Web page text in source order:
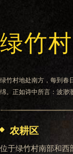
绿竹村
绿竹村地处南方，每到春
绵。正如诗中所言：波渺
农耕区
位于绿竹村南部和